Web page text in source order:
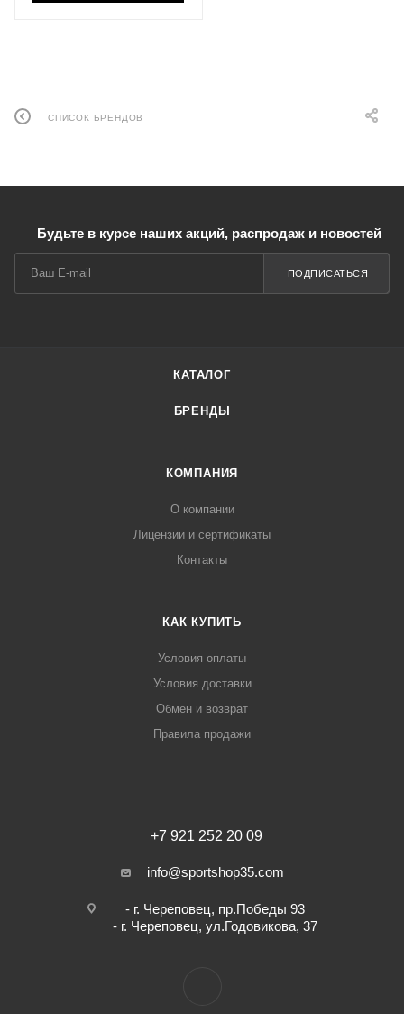
СПИСОК БРЕНДОВ
Будьте в курсе наших акций, распродаж и новостей
ПОДПИСАТЬСЯ
КАТАЛОГ
БРЕНДЫ
КОМПАНИЯ
О компании
Лицензии и сертификаты
Контакты
КАК КУПИТЬ
Условия оплаты
Условия доставки
Обмен и возврат
Правила продажи
+7 921 252 20 09
info@sportshop35.com
- г. Череповец, пр.Победы 93
- г. Череповец, ул.Годовикова, 37